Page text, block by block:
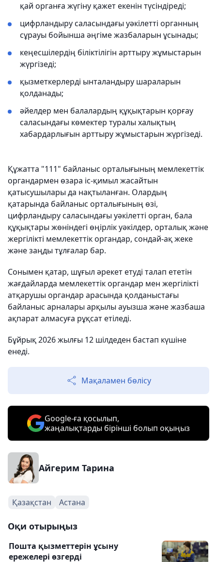
қай органға жүгіну қажет екенін түсіндіреді;
цифрландыру саласындағы уәкілетті органның
сұрауы бойынша әңгіме жазбаларын ұсынады;
кеңесшілердің біліктілігін арттыру жұмыстарын
жүргізеді;
қызметкерлерді ынталандыру шараларын
қолданады;
әйелдер мен балалардың құқықтарын қорғау
саласындағы көмектер туралы халықтың
хабардарлығын арттыру жұмыстарын жүргізеді.
Құжатта "111" байланыс орталығының мемлекеттік
органдармен өзара іс-қимыл жасайтын
қатысушылары да нақтыланған. Олардың
қатарында байланыс орталығының өзі,
цифрландыру саласындағы уәкілетті орган, бала
құқықтары жөніндегі өңірлік уәкілдер, орталық және
жергілікті мемлекеттік органдар, сондай-ақ жеке
және заңды тұлғалар бар.
Сонымен қатар, шұғыл әрекет етуді талап ететін
жағдайларда мемлекеттік органдар мен жергілікті
атқарушы органдар арасында қолданыстағы
байланыс арналары арқылы ауызша және жазбаша
ақпарат алмасуға рұқсат етіледі.
Бұйрық 2026 жылғы 12 шілдеден бастап күшіне
енеді.
Мақаламен бөлісу
Google-ға қосылып,
жаңалықтарды бірінші болып оқыңыз
Айгерим Тарина
Қазақстан Астана
Оқи отырыңыз
Пошта қызметтерін ұсыну
ережелері өзгерді